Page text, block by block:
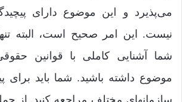
می‌پذیرد و این موضوع دارای
نیست. این امر صحیح است، البته
شما آشنایی کاملی با قوانین
موضوع داشته باشید. شما باید برای
سازمانهای مختلف مراجعه کنید. از